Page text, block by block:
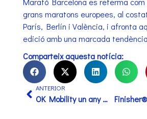
grans maratons europees, al
París, Berlín i València, i afronta
edició amb una marcada
Comparteix aquesta notícia:
ANTERIOR
OK Mobility un any més a la Zurich Marató Barcelona.